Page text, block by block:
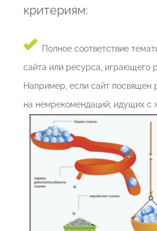
критериям:
Полное соответствие
сайта или ресурса, играющего
Например, если сайт посвящен
на немрекомендаций, идущих с